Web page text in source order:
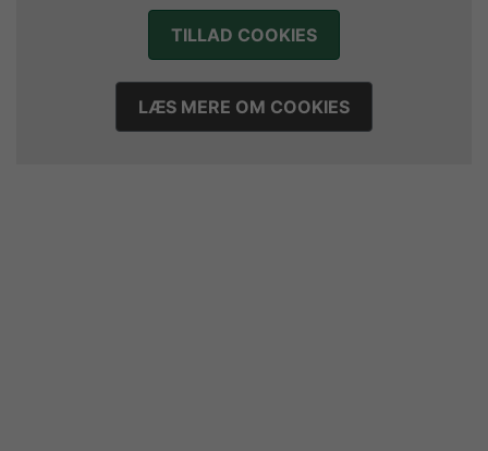
Marius Nørsøller udlejes til HØJ Elite
TILLAD COOKIES
LÆS MERE OM COOKIES